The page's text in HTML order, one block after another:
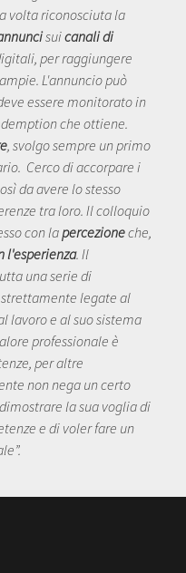
volta riconosciuta la
suicanali di
per raggiungere
L'annuncio può
essere monitorato in
che ottiene.
, svolgo sempre un primo
Cerco di accorpare i
da avere lo stesso
tra loro. Il colloquio
con lapercezioneche,
l'esperienza. Il
una serie di
legate al
lavoro e al suo sistema
professionale è
per altre
non nega un certo
la sua voglia di
e di voler fare un